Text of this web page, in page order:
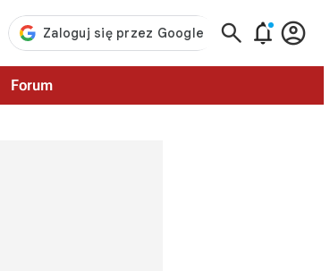
  
Forum